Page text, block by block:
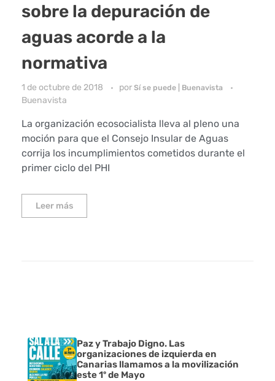
sobre la depuración de
aguas acorde a la
normativa
1 de octubre de 2018 por Sí se puede | Buenavista
Buenavista
La organización ecosocialista lleva al pleno una
moción para que el Consejo Insular de Aguas
corrija los incumplimientos cometidos durante el
primer ciclo del PHI
Leer más
Paz y Trabajo Digno. Las
organizaciones de izquierda en
Canarias llamamos a la movilización
este 1º de Mayo